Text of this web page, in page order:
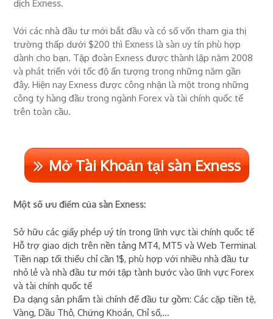
dịch Exness.
Với các nhà đầu tư mới bắt đầu và có số vốn tham gia thị
trường thấp dưới $200 thìExness là sàn uy tín phù hợp
dành cho bạn. Tập đoàn Exness được thành lập năm 2008
và phát triển với tốc độ ấn tượng trong những năm gần
đây. Hiện nay Exness được công nhận là một trong những
công ty hàng đầu trong ngành Forex và tài chính quốc tế
trên toàn cầu.
Mở Tài Khoản tại sàn Exness
Một số ưu điểm của sàn Exness:
Sở hữu các giấy phép uý tín trong lĩnh vực tài chính quốc tế
Hỗ trợ giao dịch trên nền tảng MT4, MT5 và Web Terminal
Tiền nạp tối thiểu chỉ cần 1$, phù hợp với nhiều nhà đầu tư
nhỏ lẻ và nhà đầu tư mới tập tành bước vào lĩnh vực Forex
và tài chính quốc tế
Đa dạng sản phẩm tài chính để đầu tư gồm: Các cặp tiền tệ,
Vàng, Dầu Thô, Chứng Khoán, Chỉ số,...